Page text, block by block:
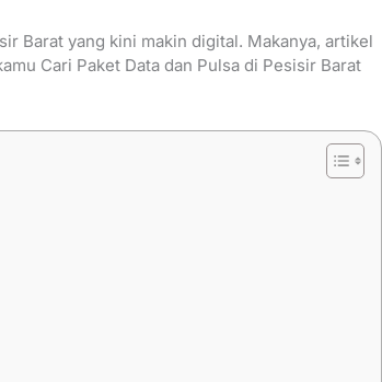
Barat yang kini makin digital. Makanya, artikel
Cari Paket Data dan Pulsa di Pesisir Barat